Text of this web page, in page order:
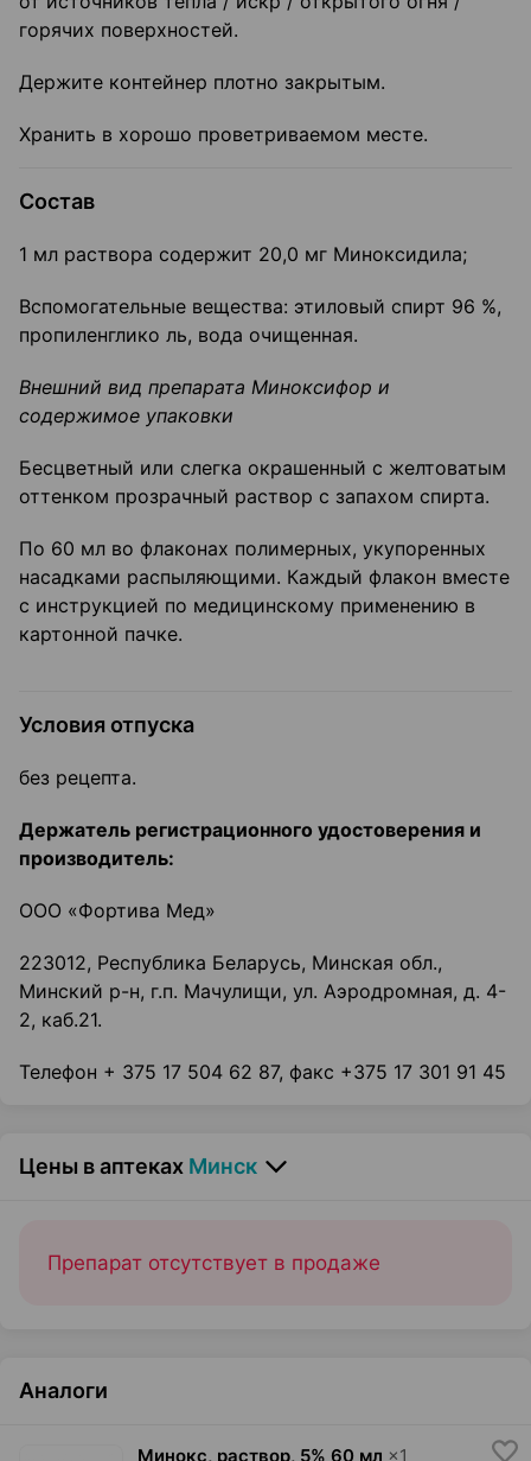
горячих поверхностей.
Держите контейнер плотно закрытым.
Хранить в хорошо проветриваемом месте.
Состав
1 мл раствора содержит 20,0 мг Миноксидила;
Вспомогательные вещества: этиловый спирт 96 %,
пропиленглико ль, вода очищенная.
Внешний вид препарата Миноксифор и
содержимое упаковки
Бесцветный или слегка окрашенный с желтоватым
оттенком прозрачный раствор с запахом спирта.
По 60 мл во флаконах полимерных, укупоренных
насадками распыляющими. Каждый флакон вместе
с инструкцией по медицинскому применению в
картонной пачке.
Условия отпуска
без рецепта.
Держатель регистрационного удостоверения и
производитель:
ООО «Фортива Мед»
223012, Республика Беларусь, Минская обл.,
Минский р-н, г.п. Мачулищи, ул. Аэродромная, д. 4-
2, каб.21.
Телефон + 375 17 504 62 87, факс +375 17 301 91 45
Цены в аптеках Минск
Препарат отсутствует в продаже
Аналоги
Минокс, раствор, 5% 60 мл ×1